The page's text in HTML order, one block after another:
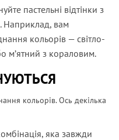
пастельні відтінки з
Наприклад, вам
кольорів — світло-
м’ятний з кораловим.
кольорів. Ось декілька
яка завжди